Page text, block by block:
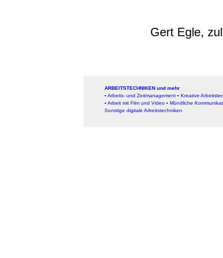
Gert Egle,
ARBEITSTECHNIKEN und mehr
▪ Arbeits- und Zeitmanagement ▪ Kreative
▪ Arbeit mit Film und Video ▪ Mündliche
Sonstige digitale Arbeitstechniken